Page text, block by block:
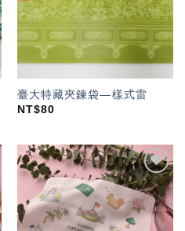
臺大特藏夾鍊袋—樣式雷
NT$80
加入
「願
望輕
單」